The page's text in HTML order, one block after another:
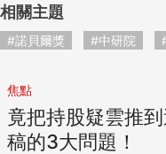
相關主題
#諾貝爾獎 #中研院
焦點
竟把持股疑雲推
稿的3大問題！